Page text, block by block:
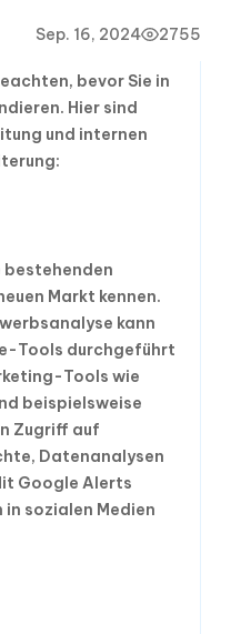
Sep. 16, 2024 2755
bevor Sie in
Hier sind
und internen
bestehenden
Markt kennen.
kann
Tools durchgeführt
Tools wie
beispielsweise
Zugriff auf
Datenanalysen
Google Alerts
in sozialen Medien